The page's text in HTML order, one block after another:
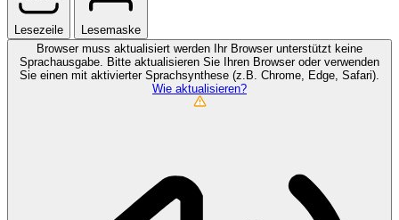
Lesezeile
Lesemaske
Browser muss aktualisiert werden
Ihr Browser unterstützt keine
Sprachausgabe. Bitte aktualisieren Sie Ihren Browser oder verwenden
Sie einen mit aktivierter Sprachsynthese (z.B. Chrome, Edge, Safari).
Wie aktualisieren?